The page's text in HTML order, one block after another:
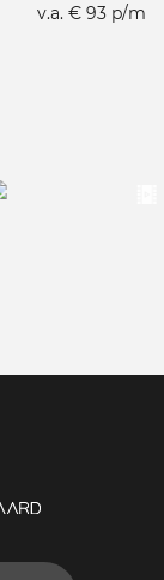
v.a. € 93 p/m